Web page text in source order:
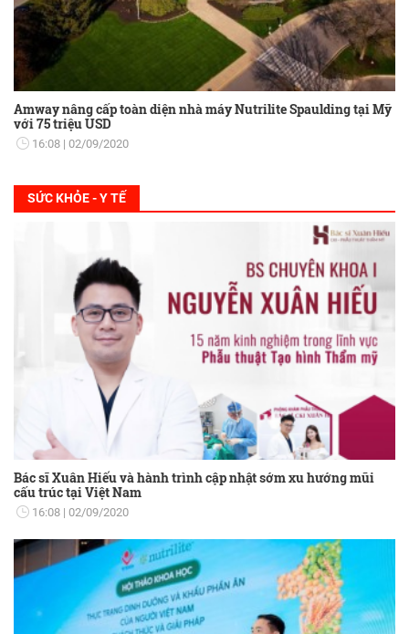
Amway nâng cấp toàn diện nhà máy Nutrilite Spaulding tại Mỹ
với 75 triệu USD
16:08 02/09/2020
SỨC KHỎE - Y TẾ
Bác sĩ Xuân Hiếu và hành trình cập nhật sớm xu hướng mũi
cấu trúc tại Việt Nam
16:08 02/09/2020